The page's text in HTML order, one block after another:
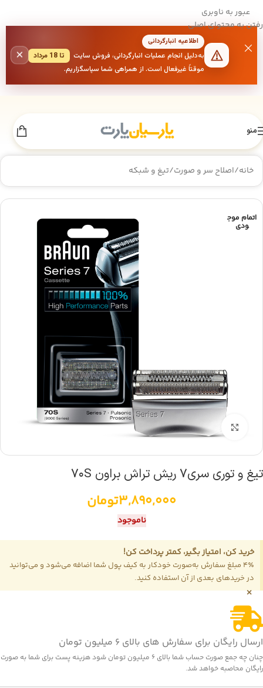
عبور به ناوبری
رفتن به محتوای اصلی
اطلاعیه انبارگردانی
به‌دلیل انجام عملیات انبارگردانی، فروش سایت
تا 18 مرداد
موقتاً غیرفعال است. از همراهی شما سپاسگزاریم.
×
منو
خانه/اصلاح سر و صورت/تیغ و شبکه
اتمام موج
ودی
بزرگنمایی تصویر
تیغ و توری سری۷ ریش تراش براون ۷۰S
3,890,000تومان
ناموجود
خرید کن، امتیاز بگیر، کمتر پرداخت کن!
4٪ مبلغ سفارش به‌صورت خودکار به کیف پول شما اضافه می‌شود و می‌توانید
در خریدهای بعدی از آن استفاده کنید.
×
ارسال رایگان برای سفارش های بالای 6 میلیون تومان
چنان چه جمع صورت حساب شما بالای 6 میلیون تومان شود هزینه پست برای شما به صورت
رایگان محاصبه خواهد شد.